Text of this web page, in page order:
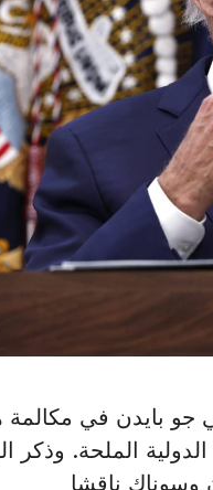
جو بايدن في
الملحة. وذكر
وسوناك ناقشا